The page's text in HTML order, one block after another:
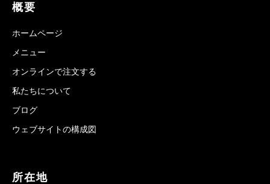
概要
ホームページ
メニュー
オンラインで注文する
私たちについて
ブログ
ウェブサイトの構成図
所在地